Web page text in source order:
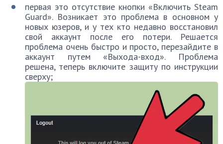
первая это отсутствие кнопки «Включить Steam
Guard». Возникает это проблема в основном у
новых юзеров, и у тех кто недавно восстановил
свой аккаунт после его потери. Решается
проблема очень быстро и просто, перезайдите в
аккаунт путем «Выхода-вход». Проблема
решена, теперь включите защиту по инструкции
сверху;